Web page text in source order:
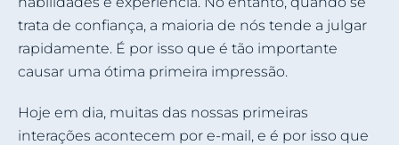
trata de confiança, a maioria de nós tende a julgar
rapidamente. É por isso que é tão importante
causar uma ótima primeira impressão.
Hoje em dia, muitas das nossas primeiras
interações acontecem por e-mail, e é por isso que